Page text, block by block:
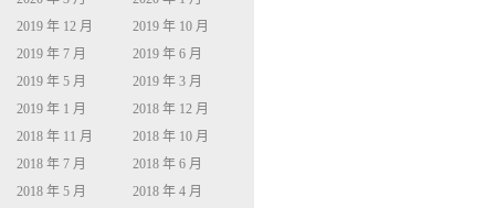
2019 年 12 月
2019 年 10 月
2019 年 7 月
2019 年 6 月
2019 年 5 月
2019 年 3 月
2019 年 1 月
2018 年 12 月
2018 年 11 月
2018 年 10 月
2018 年 7 月
2018 年 6 月
2018 年 5 月
2018 年 4 月